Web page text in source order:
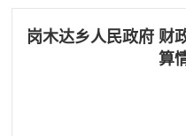
岗木达乡人民政府 财
算